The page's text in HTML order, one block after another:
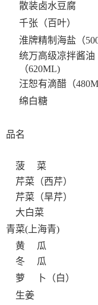
散装卤水豆腐
千张（百叶）
淮牌精制海盐（
统万高级凉拌酱油
（620ML)
汪恕有滴醋（
绵白糖
品名
菠 菜
芹菜（西芹）
芹菜（旱芹）
大白菜
青菜(上海青)
黄 瓜
冬 瓜
萝 卜（白）
生姜